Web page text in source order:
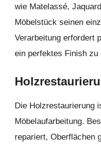
wie Matelassé,
Möbelstück seinen
Verarbeitung erfordert
ein perfektes Finish zu
Die Holzrestaurierung
Möbelaufarbeitung.
repariert, Oberflächen